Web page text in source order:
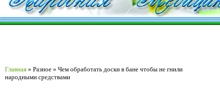
Главная » Разное » Чем обработать доски в бане чтобы не гнили
народными средствами